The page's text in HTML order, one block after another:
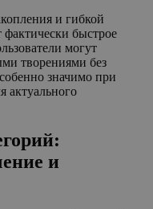
и гибкой
быстрое
могут
творениями без
значимо при
актуального
и